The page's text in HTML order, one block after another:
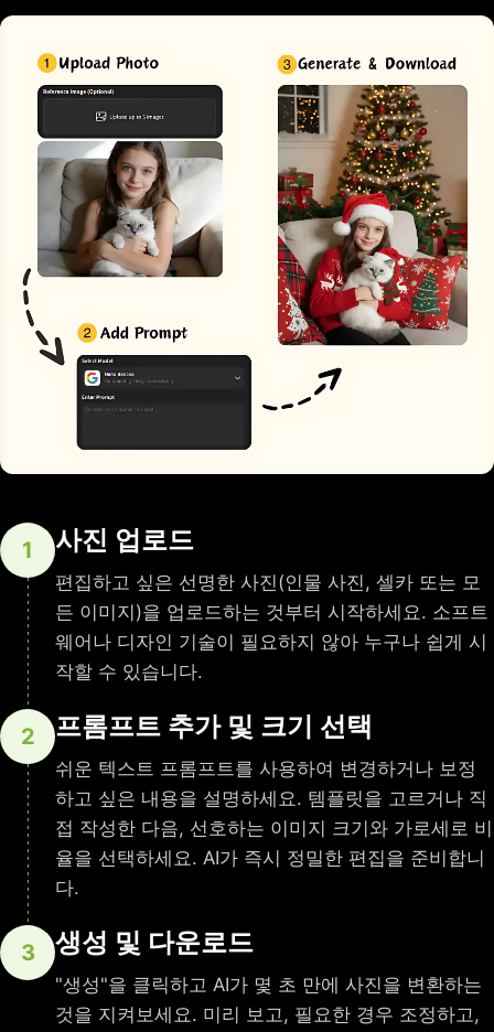
1 사진 업로드
편집하고 싶은 선명한 사진(인물 사진, 셀카 또는 모
든 이미지)을 업로드하는 것부터 시작하세요. 소프트
웨어나 디자인 기술이 필요하지 않아 누구나 쉽게 시
작할 수 있습니다.
2 프롬프트 추가 및 크기 선택
쉬운 텍스트 프롬프트를 사용하여 변경하거나 보정
하고 싶은 내용을 설명하세요. 템플릿을 고르거나 직
접 작성한 다음, 선호하는 이미지 크기와 가로세로 비
율을 선택하세요. AI가 즉시 정밀한 편집을 준비합니
다.
3 생성 및 다운로드
"생성"을 클릭하고 AI가 몇 초 만에 사진을 변환하는
것을 지켜보세요. 미리 보고, 필요한 경우 조정하고,